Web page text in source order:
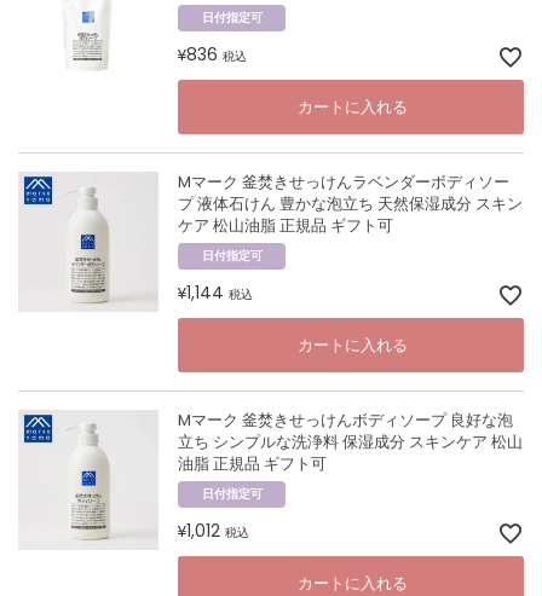
日付指定可
¥836 税込
カートに入れる
Mマーク 釜焚きせっけんラベンダーボディソー
プ 液体石けん 豊かな泡立ち 天然保湿成分 スキン
ケア 松山油脂 正規品 ギフト可
日付指定可
¥1,144 税込
カートに入れる
Mマーク 釜焚きせっけんボディソープ 良好な泡
立ち シンプルな洗浄料 保湿成分 スキンケア 松山
油脂 正規品 ギフト可
日付指定可
¥1,012 税込
カートに入れる